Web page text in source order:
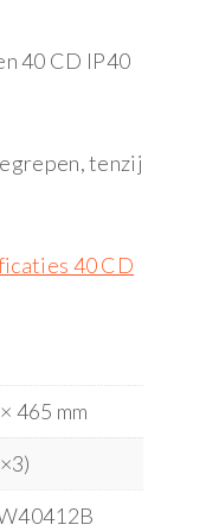
40 CD IP40
tenzij
40 CD
465 mm